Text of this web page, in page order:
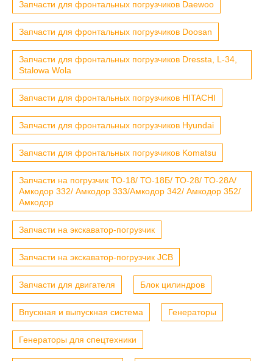
Запчасти для фронтальных погрузчиков Daewoo
Запчасти для фронтальных погрузчиков Doosan
Запчасти для фронтальных погрузчиков Dressta, L-34,
Stalowa Wola
Запчасти для фронтальных погрузчиков HITACHI
Запчасти для фронтальных погрузчиков Hyundai
Запчасти для фронтальных погрузчиков Komatsu
Запчасти на погрузчик ТО-18/ ТО-18Б/ ТО-28/ ТО-28А/
Амкодор 332/ Амкодор 333/Амкодор 342/ Амкодор 352/
Амкодор
Запчасти на экскаватор-погрузчик
Запчасти на экскаватор-погрузчик JCB
Запчасти для двигателя Блок цилиндров
Впускная и выпускная система Генераторы
Генераторы для спецтехники